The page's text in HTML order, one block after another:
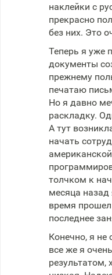
наклейки с
прекрасно
без них. Это
Теперь я уже
документы
прежнему
печатаю
Но я давно
раскладку.
А тут
начать
толчком к
месяца назад
время
последнее
Конечно, я
все же я
результатом,